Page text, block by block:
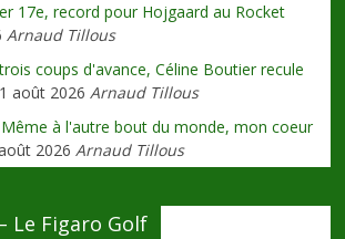
17e, record pour Hojgaard au Rocket
Arnaud Tillous
coups d'avance, Céline Boutier recule
1 août 2026 Arnaud Tillous
à l'autre bout du monde, mon coeur
2026 Arnaud Tillous
Le Figaro Golf